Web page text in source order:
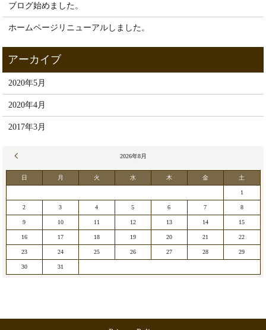
ブログ始めました。
ホームページリニューアルしました。
2020年5月
2020年4月
2017年3月
2026年8月
日 月 火 水 木 金 土
1
2 3 4 5 6 7 8
9 10 11 12 13 14 15
16 17 18 19 20 21 22
23 24 25 26 27 28 29
30 31